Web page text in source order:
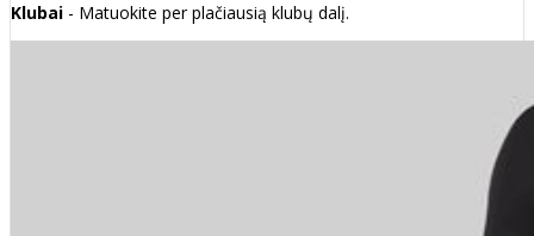
Klubai - Matuokite per plačiausią klubų dalį.